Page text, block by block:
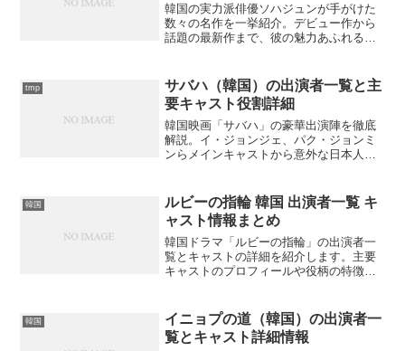
韓国の実力派俳優ソハジュンが手がけた
数々の名作を一挙紹介。デビュー作から
話題の最新作まで、彼の魅力あふれる演
tmp
サバハ（韓国）の出演者一覧と主
要キャスト役割詳細
韓国映画「サバハ」の豪華出演陣を徹底
解説。イ・ジョンジェ、パク・ジョンミ
ンらメインキャストから意外な日本人俳
者について詳しく知っていますか？
韓国
ルビーの指輪 韓国 出演者一覧 キ
ャスト情報まとめ
韓国ドラマ「ルビーの指輪」の出演者一
覧とキャストの詳細を紹介します。主要
キャストのプロフィールや役柄の特徴、
韓国
イニョプの道（韓国）の出演者一
覧とキャスト詳細情報